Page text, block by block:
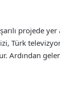
projede yer
Türk
Ardından